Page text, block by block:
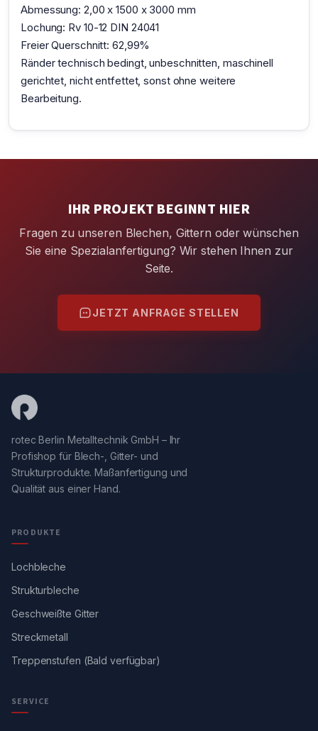
Abmessung: 2,00 x 1500 x 3000 mm
Lochung: Rv 10-12 DIN 24041
Freier Querschnitt: 62,99%
Ränder technisch bedingt, unbeschnitten, maschinell
gerichtet, nicht entfettet, sonst ohne weitere
Bearbeitung.
IHR PROJEKT BEGINNT HIER
Fragen zu unseren Blechen, Gittern oder wünschen
Sie eine Spezialanfertigung? Wir stehen Ihnen zur
Seite.
JETZT ANFRAGE STELLEN
rotec Berlin Metalltechnik GmbH – Ihr
Profishop für Blech-, Gitter- und
Strukturprodukte. Maßanfertigung und
Qualität aus einer Hand.
PRODUKTE
Lochbleche
Strukturbleche
Geschweißte Gitter
Streckmetall
Treppenstufen (Bald verfügbar)
SERVICE